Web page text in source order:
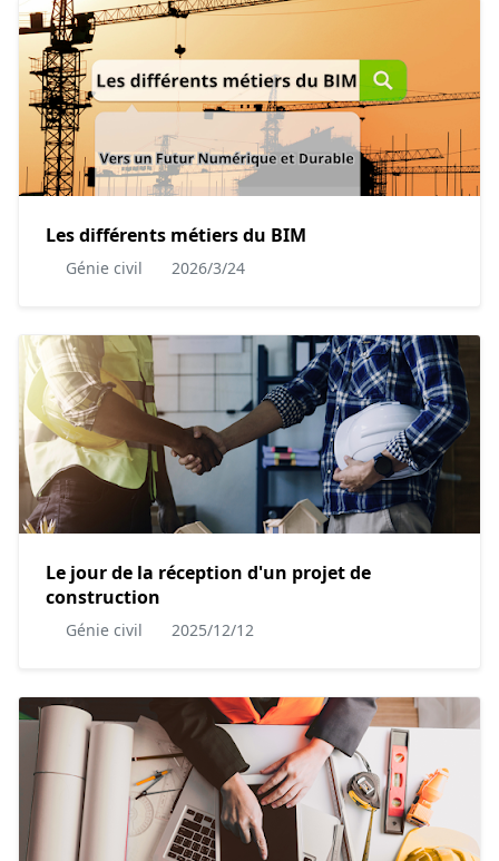
Les différents métiers du BIM
Génie civil 2026/3/24
Le jour de la réception d'un projet de
construction
Génie civil 2025/12/12